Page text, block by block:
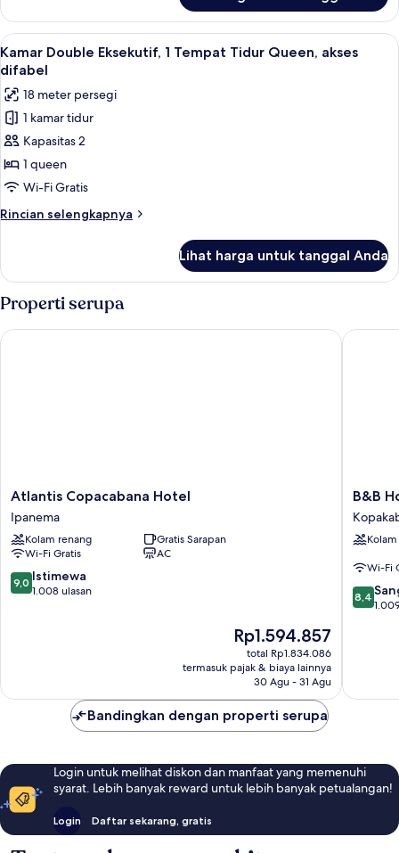
Kamar
Double
Eksekutif,
1
Tidur
Queen
Lihat
semua
foto
untuk
Kamar
Double
Eksekutif,
1
Tempat
Tidur
akses
difabel
Kamar Double Eksekutif, 1 Tempat
4
Kamar Double Eksekutif, 1 Tempat Tidur Queen, akses
difabel
18 meter persegi
1 kamar tidur
Kapasitas 2
1 queen
Wi-Fi Gratis
Rincian selengkapnya
Rincian
Kamar
Double
Eksekutif,
Tempat
Lihat harga untuk tanggal Anda
Properti serupa
Atlantis
Copacabana
Hotel
Ipanema
Atlantis Copacabana Hotel
Ipanema
Kolam renang
Gratis Sarapan
Wi-Fi Gratis
AC
9.0
dari
9,0 Istimewa
1.008 ulasan
Harga
sekarang
Rp1.594.857
Rp1.594.857
total Rp1.834.086
termasuk pajak & biaya lainnya
30 Agu - 31 Agu
Atlantis Copacabana Hotel
B&B
Hotels
RJ
B&B
Wi-Fi
8.4
dari
8,4
B&B
Bandingkan dengan properti serupa
Login untuk melihat diskon dan manfaat yang memenuhi
syarat. Lebih banyak reward untuk lebih banyak petualangan!
Login Daftar sekarang, gratis